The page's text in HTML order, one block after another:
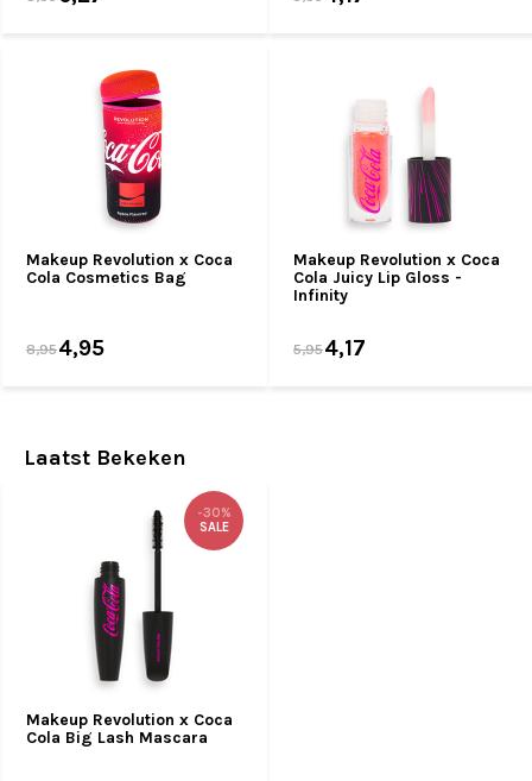
Makeup Revolution x Coca
Cola Cosmetics Bag
8,954,95
Makeup Revolution x Coca
Cola Juicy Lip Gloss -
Infinity
5,954,17
Laatst Bekeken
Makeup Revolution x Coca
Cola Big Lash Mascara
-30%
SALE